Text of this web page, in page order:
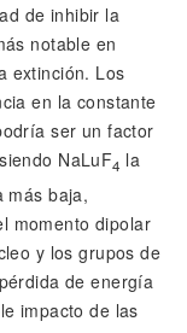
de inhibir la
notable en
extinción. Los
en la constante
ser un factor
NaLuF4 la
más baja,
momento dipolar
y los grupos de
de energía
impacto de las